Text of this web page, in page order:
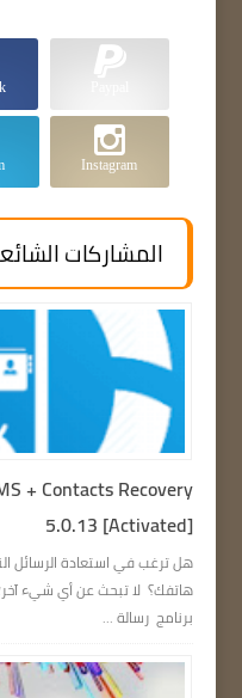
Instagram
المشاركات
+ Contacts Recovery
5.0.13 [Activated]
هل ترغب في استعادة الرسائل
هاتفك؟ لا تبحث عن أي شيء
برنامج رسالة ...